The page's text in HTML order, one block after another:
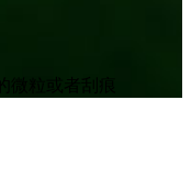
微粒或者刮痕